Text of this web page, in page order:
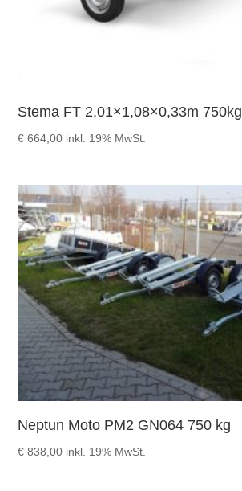
Stema FT 2,01×1,08×0,33m 750kg
€ 664,00 inkl. 19% MwSt.
Neptun Moto PM2 GN064 750 kg
€ 838,00 inkl. 19% MwSt.